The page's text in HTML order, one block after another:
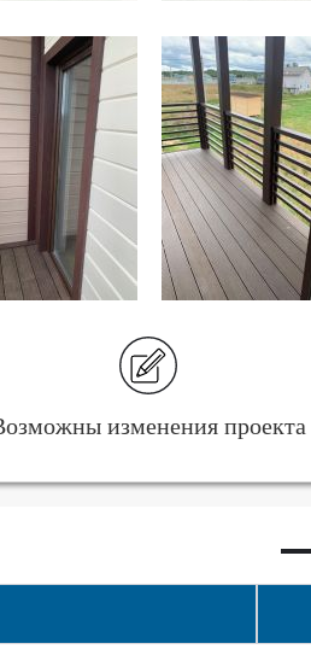
изменения проекта